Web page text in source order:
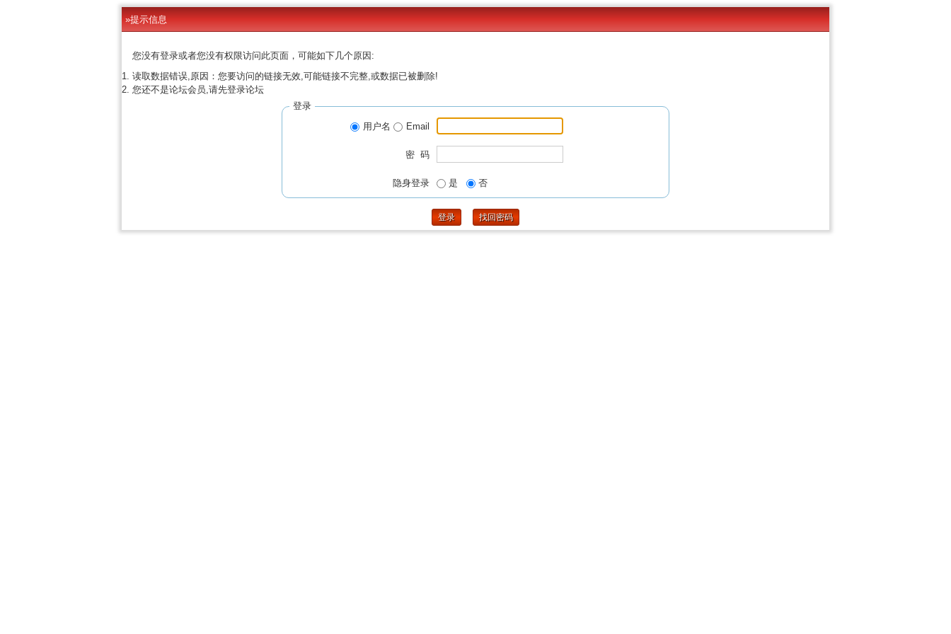
»提示信息
您没有登录或者您没有权限访问此页面，可能如下几个原因:
读取数据错误,原因：您要访问的链接无效,可能链接不完整,或数据已被删除!
您还不是论坛会员,请先登录论坛
登录
用户名
Email
密 码
隐身登录 是 否